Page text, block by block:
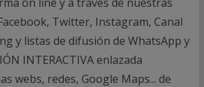
Twitter, Instagram, Canal
y listas de difusión de WhatsApp y
INTERACTIVA enlazada
webs, redes, Google Maps... de